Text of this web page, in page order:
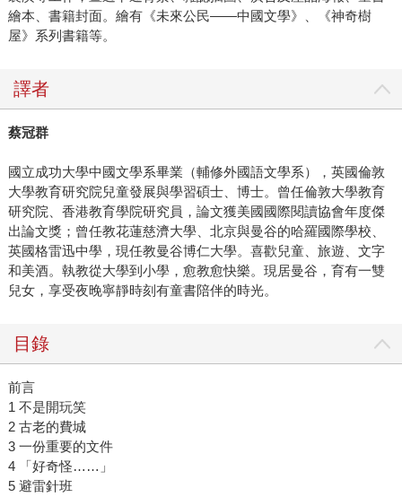
繪本、書籍封面。繪有《未來公民——中國文學》、《神奇樹
屋》系列書籍等。
譯者
蔡冠群
國立成功大學中國文學系畢業（輔修外國語文學系），英國倫敦
大學教育研究院兒童發展與學習碩士、博士。曾任倫敦大學教育
研究院、香港教育學院研究員，論文獲美國國際閱讀協會年度傑
出論文獎；曾任教花蓮慈濟大學、北京與曼谷的哈羅國際學校、
英國格雷迅中學，現任教曼谷博仁大學。喜歡兒童、旅遊、文字
和美酒。執教從大學到小學，愈教愈快樂。現居曼谷，育有一雙
兒女，享受夜晚寧靜時刻有童書陪伴的時光。
目錄
前言
1 不是開玩笑
2 古老的費城
3 一份重要的文件
4 「好奇怪……」
5 避雷針班